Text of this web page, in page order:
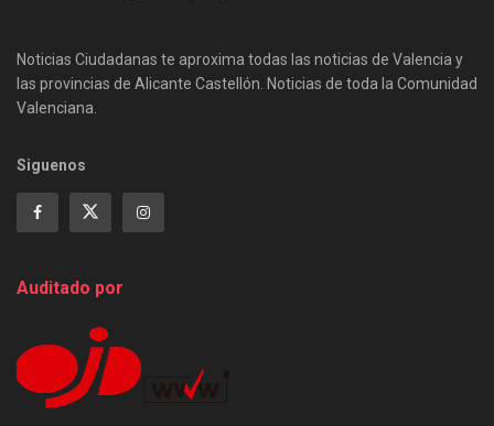
Noticias Ciudadanas te aproxima todas las noticias de Valencia y
las provincias de Alicante Castellón. Noticias de toda la Comunidad
Valenciana.
Siguenos
Auditado por